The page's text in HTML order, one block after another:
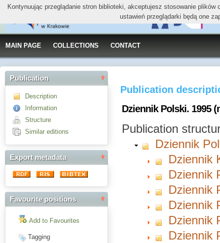
MAIN PAGE COLLECTIONS CONTACT
Publication
Description
Information
Structure
Similar editions
Export metadata
Favourite positions
Add to Favourites
Tagging
Publication
Dziennik Polski. 1995
Publication
Dziennik
Dziennik
Dziennik
Dziennik
Dziennik
Dziennik
Dziennik
Kontynuując przeglądanie stron biblioteki, akceptujesz stosowanie
ustawień przeglądarki będą one